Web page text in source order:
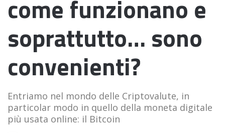
come funzionano e
soprattutto… sono
convenienti?
Entriamo nel mondo delle Criptovalute, in
particolar modo in quello della moneta digitale
più usata online: il Bitcoin